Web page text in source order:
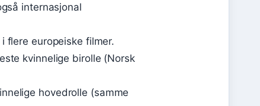
internasjonal
flere europeiske filmer.
kvinnelige birolle (Norsk
hovedrolle (samme